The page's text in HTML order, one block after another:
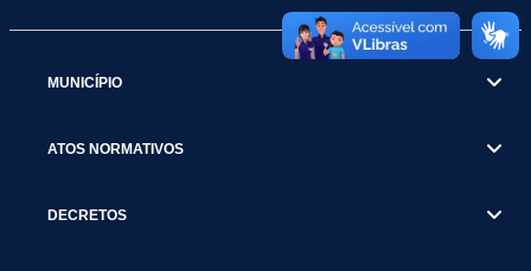
MUNICÍPIO
ATOS NORMATIVOS
DECRETOS